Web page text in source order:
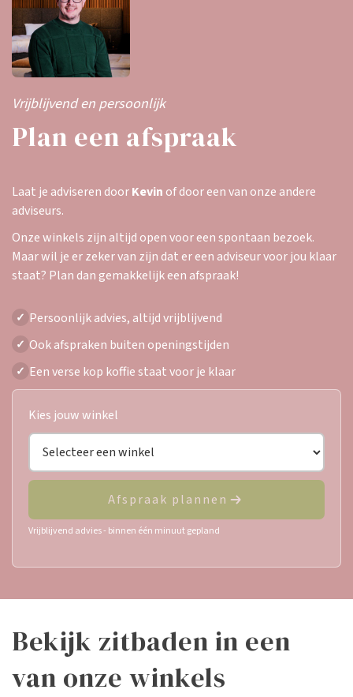
Vrijblijvend en persoonlijk
Plan een afspraak
Laat je adviseren doorKevin of door een van onze andere
adviseurs.
Onze winkels zijn altijd open voor een spontaan bezoek.
Maar wil je er zeker van zijn dat er een adviseur voor jou klaar
staat? Plan dan gemakkelijk een afspraak!
Kies jouw winkel
Afspraak plannen
Vrijblijvend advies - binnen één minuut gepland
✓ Persoonlijk advies, altijd vrijblijvend
✓ Ook afspraken buiten openingstijden
✓ Een verse kop koffie staat voor je klaar
bekijk zitbaden in een
van onze winkels